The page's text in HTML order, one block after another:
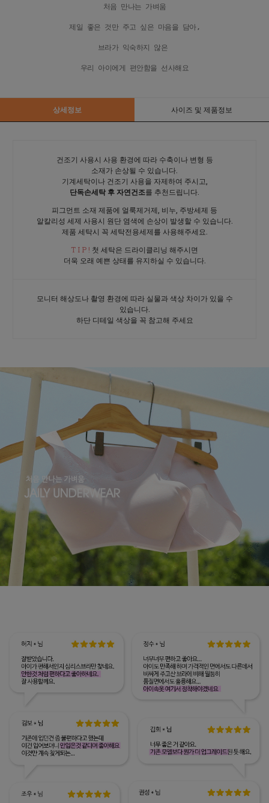
우리 아이에게 편안함을 선사해요
상세정보 사이즈 및 제품정보
건조기 사용시 사용 환경에 따라 수축이나 변형 등
소재가 손상될 수 있습니다.
기계세탁이나 건조기 사용을 자제하여 주시고,
단독손세탁 후 자연건조를 추천드립니다.
피그먼트 소재 제품에 얼룩제거제, 비누, 주방세제 등
알칼리성 세제 사용시 원단 염색에 손상이 발생할 수 있습니다.
제품 세탁시 꼭 세탁전용세제를 사용해주세요.
T I P ! 첫 세탁은 드라이클리닝 해주시면
더욱 오래 예쁜 상태를 유지하실 수 있습니다.
모니터 해상도나 촬영 환경에 따라 실물과 색상 차이가 있을 수
있습니다.
하단 디테일 색상을 꼭 참고해 주세요